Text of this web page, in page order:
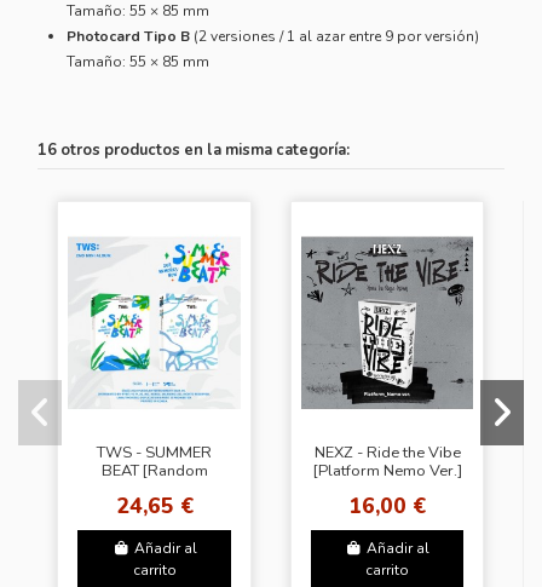
Tamaño: 55 × 85 mm
Photocard Tipo B (2 versiones / 1 al azar entre 9 por versión)
Tamaño: 55 × 85 mm
16 otros productos en la misma categoría:
TWS - SUMMER
BEAT [Random
24,65 €
Añadir al
carrito
NEXZ - Ride the Vibe
[Platform Nemo Ver.]
16,00 €
Añadir al
carrito